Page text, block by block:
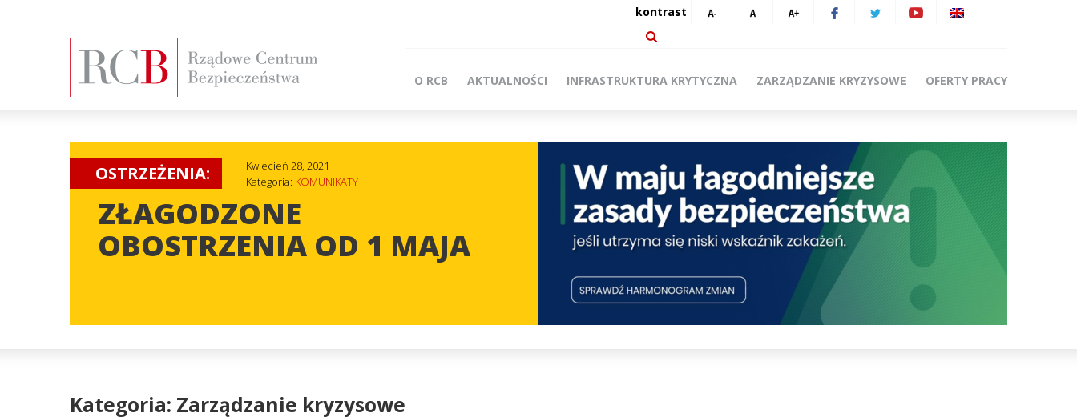
kontrast
O RCB AKTUALNOŚCI INFRASTRUKTURA KRYTYCZNA ZARZĄDZANIE KRYZYSOWE OFERTY PRACY
OSTRZEŻENIA:
Kwiecień 28, 2021
Kategoria: KOMUNIKATY
ZŁAGODZONE
OBOSTRZENIA OD 1 MAJA
Kategoria: Zarządzanie kryzysowe